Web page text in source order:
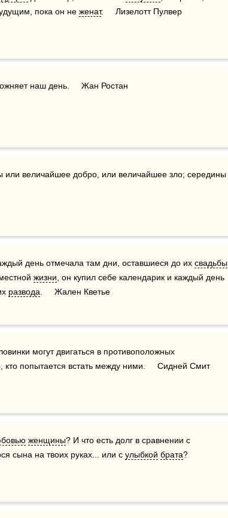
пока он не женат.     Лизелотт Пулвер
наш день.     Жан Ростан
или величайшее добро, или величайшее зло; середины
день отмечала там дни, оставшиеся до их свадьбы
жизни , он купил себе календарик и каждый день
развода .     Жален Кветье
могут двигаться в противоположных
кто попытается встать между ними.     Сидней Смит
женщины? И что есть долг в сравнении с
сына на твоих руках... или с улыбкой брата?